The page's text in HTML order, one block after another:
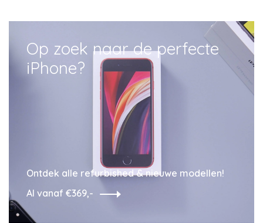
Op zoek naar de perfecte
iPhone?
Ontdek alle refurbished & nieuwe modellen!
Al vanaf €369,-